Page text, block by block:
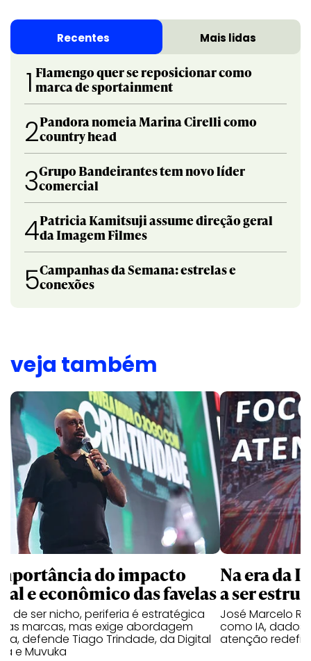
Recentes Mais lidas
1 Flamengo quer se reposicionar como
marca de sportainment
2Pandora nomeia Marina Cirelli como
country head
3Grupo Bandeirantes tem novo líder
comercial
4Patricia Kamitsuji assume direção geral
da Imagem Filmes
5Campanhas da Semana: estrelas e
conexões
veja também
do impacto
e econômico das favelas
de ser nicho, periferia é estratégica
as marcas, mas exige abordagem
defende Tiago Trindade, da Digital
e Muvuka
Na era da
a ser
José Marcelo
como IA,
atenção